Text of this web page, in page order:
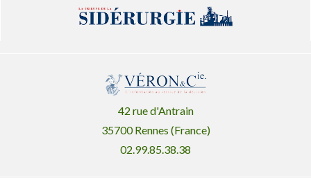
42 rue d'Antrain
35700 Rennes (France)
02.99.85.38.38